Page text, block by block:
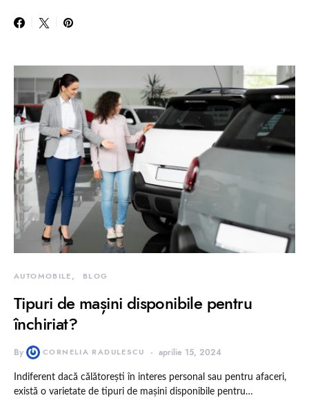
AUTOMOBILE BLOG
Tipuri de mașini disponibile pentru
închiriat?
By CORNELIA RADULESCU aprilie 15, 2024
Indiferent dacă călătorești în interes personal sau pentru afaceri,
există o varietate de tipuri de mașini disponibile pentru…